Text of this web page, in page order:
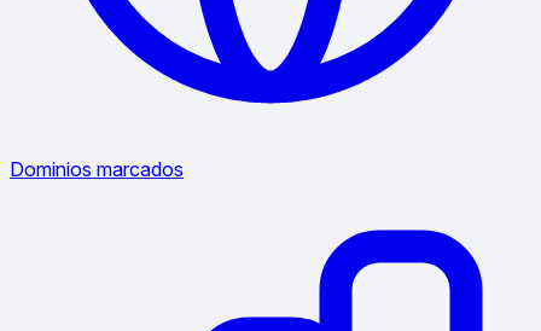
Dominios marcados